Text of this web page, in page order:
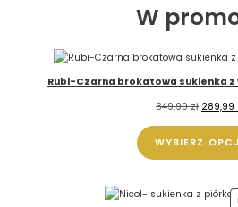
W
Rubi-Czarna brokatowa sukienka z
349,99zł 289,99
WYBIERZ